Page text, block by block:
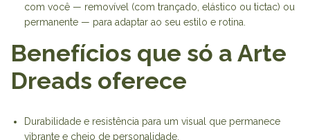
com você — removível (com trançado, elástico ou tictac) ou
permanente — para adaptar ao seu estilo e rotina.
Benefícios que só a Arte
Dreads oferece
Durabilidade e resistência para um visual que permanece
vibrante e cheio de personalidade.